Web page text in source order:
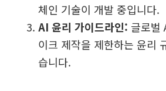
체인 기술이 개발 중입니다.
AI 윤리 가이드라인: 글로벌
이크 제작을 제한하는 윤리
습니다.